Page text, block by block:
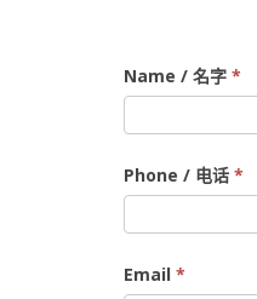
Chinese
Dharma
Class
Donation
/
中
文
Name / 名字 *
Phone / 电话 *
Email *